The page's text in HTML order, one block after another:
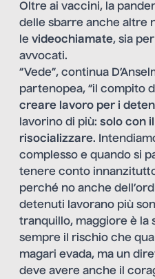
Oltre ai vaccini, la
delle sbarre anche altre
le videochiamate, sia
avvocati.
“Vede”, continua
partenopea, “il compito
creare lavoro per i
lavorino di più: solo con
risocializzare.
complesso e quando si
tenere conto
perché no anche
detenuti lavorano più
tranquillo, maggiore è la
sempre il rischio che
magari evada, ma un
deve avere anche il